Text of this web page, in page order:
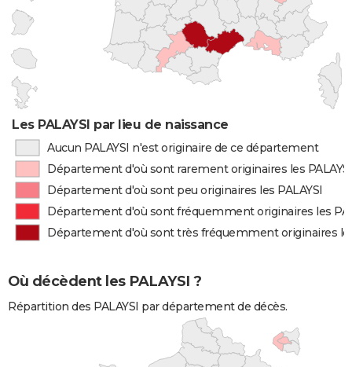
Les PALAYSI par lieu de naissance
Aucun PALAYSI n'est originaire de ce département
Département d'où sont rarement originaires les
Département d'où sont peu originaires les PALAYSI
Département d'où sont fréquemment originaires les
Département d'où sont très fréquemment originaires
Où décèdent les PALAYSI ?
Répartition des PALAYSI par département de décès.